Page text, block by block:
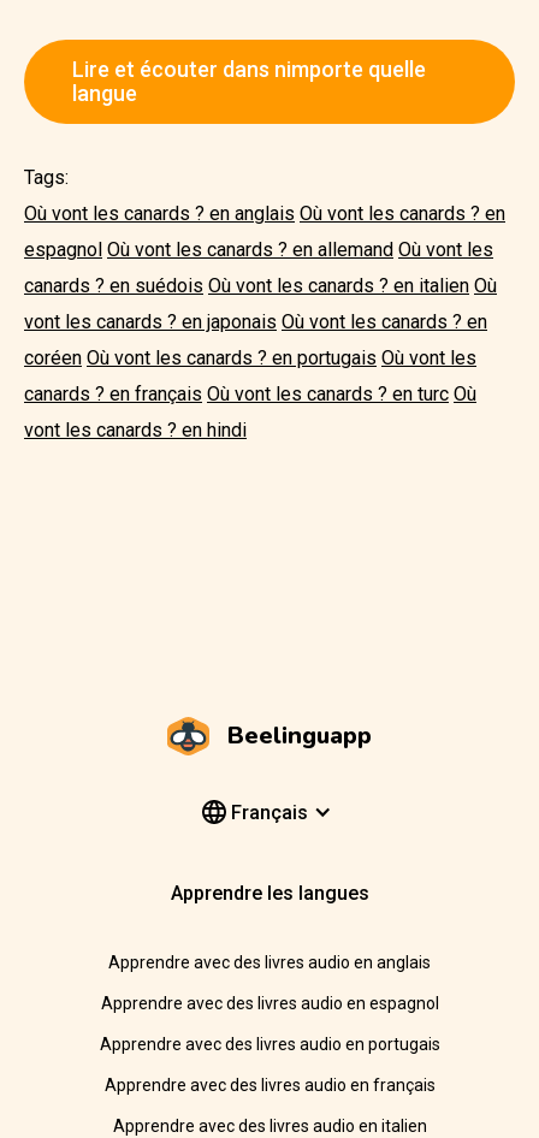
Lire et écouter dans nimporte quelle
langue
Tags:
Où vont les canards ? en anglais Où vont les canards ? en
espagnol Où vont les canards ? en allemand Où vont les
canards ? en suédois Où vont les canards ? en italien Où
vont les canards ? en japonais Où vont les canards ? en
coréen Où vont les canards ? en portugais Où vont les
canards ? en français Où vont les canards ? en turc Où
vont les canards ? en hindi
Beelinguapp
Français
Apprendre les langues
Apprendre avec des livres audio en anglais
Apprendre avec des livres audio en espagnol
Apprendre avec des livres audio en portugais
Apprendre avec des livres audio en français
Apprendre avec des livres audio en italien